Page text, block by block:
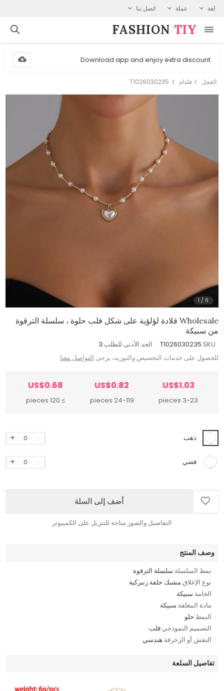
لغة عملة اتصل بنا
FASHION⁠ TIY
Download app and enjoy extra discount
العجل قلدام T1026030235
1 / 6
Wholesale قلادة لؤلؤية على شكل قلب حلوة ، سلسلة الترقوة
من سبيكة
SKU:
T1026030235 الحد الأدنى للطلب:3
للحصول على خدمات التخصيص والتوريد، يرجى التواصل معنا
US$1.03
3-23 pieces
US$0.82
24-119 pieces
US$0.68
≥ 120 pieces
ذهب 0
فضي 0
أضف إلى السلة
التفاصيل والصور متاحة للتنزيل على الكمبيوتر
وصف المنتج
نمط السلسلة:سلسلة الترقوة
نوع الإغلاق:مشبك حلقة زنبركية
الخامة:سبيكة
مادة المعلقة:سبيكة
النمط:حلو
التصميم النموذجي:قلب
النقش أو الزخرفة:هندسي
تفاصيل السلعة